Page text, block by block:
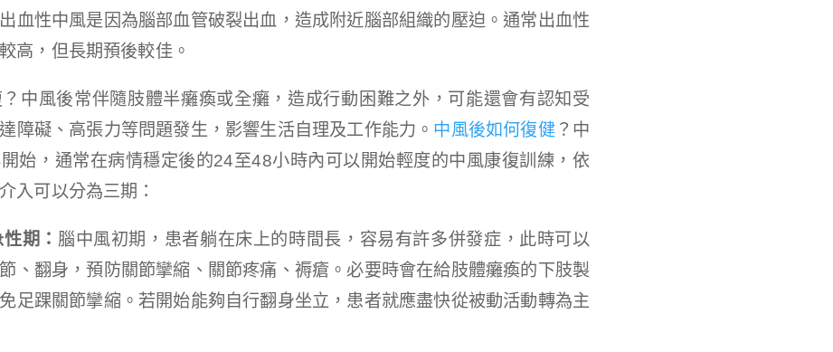
血性中風是因為腦部血管破裂出血，造成附近腦部組織的壓迫。通常出血性
高，但長期預後較佳。
中風後常伴隨肢體半癱瘓或全癱，造成行動困難之外，可能還會有認知受
障礙、高張力等問題發生，影響生活自理及工作能力。 中風後如何復健？中
始，通常在病情穩定後的24至48小時內可以開始輕度的中風康復訓練，依
入可以分為三期：
期： 腦中風初期，患者躺在床上的時間長，容易有許多併發症，此時可以
、翻身，預防關節攣縮、關節疼痛、褥瘡。必要時會在給肢體癱瘓的下肢製
足踝關節攣縮。若開始能夠自行翻身坐立，患者就應盡快從被動活動轉為主